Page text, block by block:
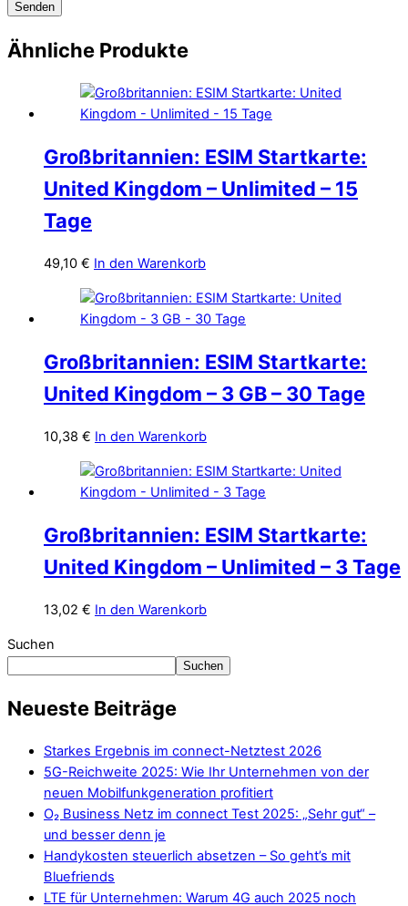
Ähnliche Produkte
Großbritannien: ESIM Startkarte:
United Kingdom – Unlimited – 15
Tage
49,10 € In den Warenkorb
Großbritannien: ESIM Startkarte:
United Kingdom – 3 GB – 30 Tage
10,38 € In den Warenkorb
Großbritannien: ESIM Startkarte:
United Kingdom – Unlimited – 3 Tage
13,02 € In den Warenkorb
Suchen
Suchen
Neueste Beiträge
Starkes Ergebnis im connect-Netztest 2026
5G-Reichweite 2025: Wie Ihr Unternehmen von der
neuen Mobilfunkgeneration profitiert
O₂ Business Netz im connect Test 2025: „Sehr gut“ –
und besser denn je
Handykosten steuerlich absetzen – So geht’s mit
Bluefriends
LTE für Unternehmen: Warum 4G auch 2025 noch